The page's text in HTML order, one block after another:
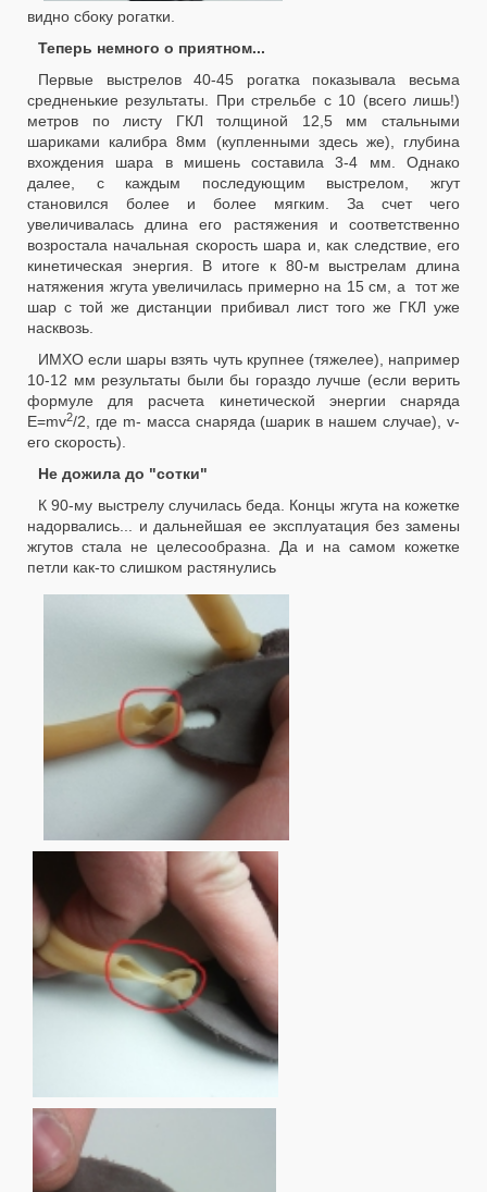
видно сбоку рогатки.
Теперь немного о приятном...
Первые выстрелов 40-45 рогатка показывала весьма
средненькие результаты. При стрельбе с 10 (всего лишь!)
метров по листу ГКЛ толщиной 12,5 мм стальными
шариками калибра 8мм (купленными здесь же), глубина
вхождения шара в мишень составила 3-4 мм. Однако
далее, с каждым последующим выстрелом, жгут
становился более и более мягким. За счет чего
увеличивалась длина его растяжения и соответственно
возростала начальная скорость шара и, как следствие, его
кинетическая энергия. В итоге к 80-м выстрелам длина
натяжения жгута увеличилась примерно на 15 см, а тот же
шар с той же дистанции прибивал лист того же ГКЛ уже
насквозь.
ИМХО если шары взять чуть крупнее (тяжелее), например
10-12 мм результаты были бы гораздо лучше (если верить
формуле для расчета кинетической энергии снаряда
E=mv2/2, где m- масса снаряда (шарик в нашем случае), v-
его скорость).
Не дожила до "сотки"
К 90-му выстрелу случилась беда. Концы жгута на кожетке
надорвались... и дальнейшая ее эксплуатация без замены
жгутов стала не целесообразна. Да и на самом кожетке
петли как-то слишком растянулись